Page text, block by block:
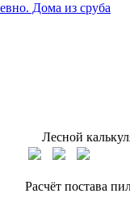
Дома из сруба
Лесной
Расчёт постава